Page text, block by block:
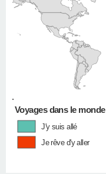
•
Voyages dans le monde
J'y suis allé
Je rêve d'y aller